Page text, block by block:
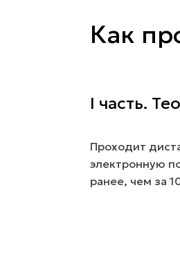
Как
I часть.
Проходит
электронную
ранее, чем за